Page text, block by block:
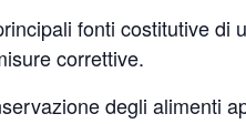
fonti costitutive
correttive.
degli alimenti